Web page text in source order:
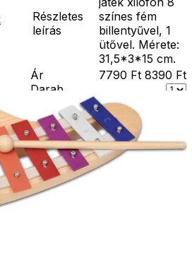
Részletes
leírás
színes fém
billentyűvel, 1
ütővel. Mérete:
31,5*3*15 cm.
Ár
7790 Ft 8390 Ft
Darab
Kosárba
Szállítás:
- Csomagautomata: 1190
forinttól
- Házhozszállítás: 2190
forinttól
- Személyes átvétel: